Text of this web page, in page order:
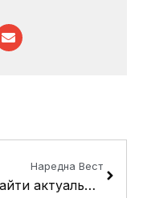
Наредна Вест
Где найти актуальное зеркало Вавада сегодня